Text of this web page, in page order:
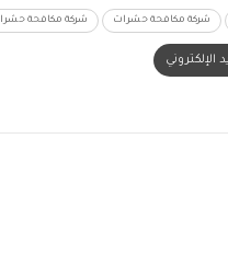
شركة مكافحة حشرات شركة مكافحة
الإلكتروني